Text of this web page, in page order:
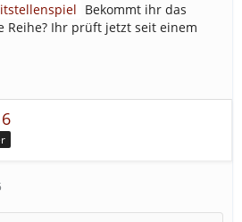
Bekommt ihr das
Reihe? Ihr prüft jetzt seit einem